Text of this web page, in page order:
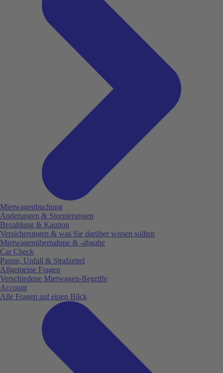
Mietwagenbuchung
Änderungen & Stornierungen
Bezahlung & Kaution
Versicherungen & was Sie darüber wissen sollten
Mietwagenübernahme & -abgabe
Car Check
Panne, Unfall & Strafzettel
Allgemeine Fragen
Verschiedene Mietwagen-Begriffe
Account
Alle Fragen auf einen Blick